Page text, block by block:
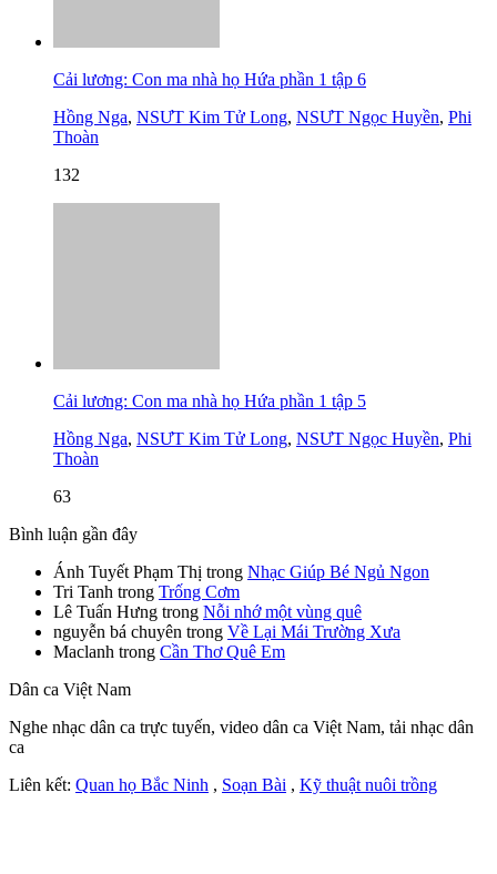
Cải lương: Con ma nhà họ Hứa phần 1 tập 6
Hồng Nga, NSƯT Kim Tử Long, NSƯT Ngọc Huyền, Phi
Thoàn
132
Cải lương: Con ma nhà họ Hứa phần 1 tập 5
Hồng Nga, NSƯT Kim Tử Long, NSƯT Ngọc Huyền, Phi
Thoàn
63
Bình luận gần đây
Ánh Tuyết Phạm Thị trong Nhạc Giúp Bé Ngủ Ngon
Tri Tanh trong Trống Cơm
Lê Tuấn Hưng trong Nỗi nhớ một vùng quê
nguyễn bá chuyên trong Về Lại Mái Trường Xưa
Maclanh trong Cần Thơ Quê Em
Dân ca Việt Nam
Nghe nhạc dân ca trực tuyến, video dân ca Việt Nam, tải nhạc dân
ca
Liên kết: Quan họ Bắc Ninh , Soạn Bài , Kỹ thuật nuôi trồng